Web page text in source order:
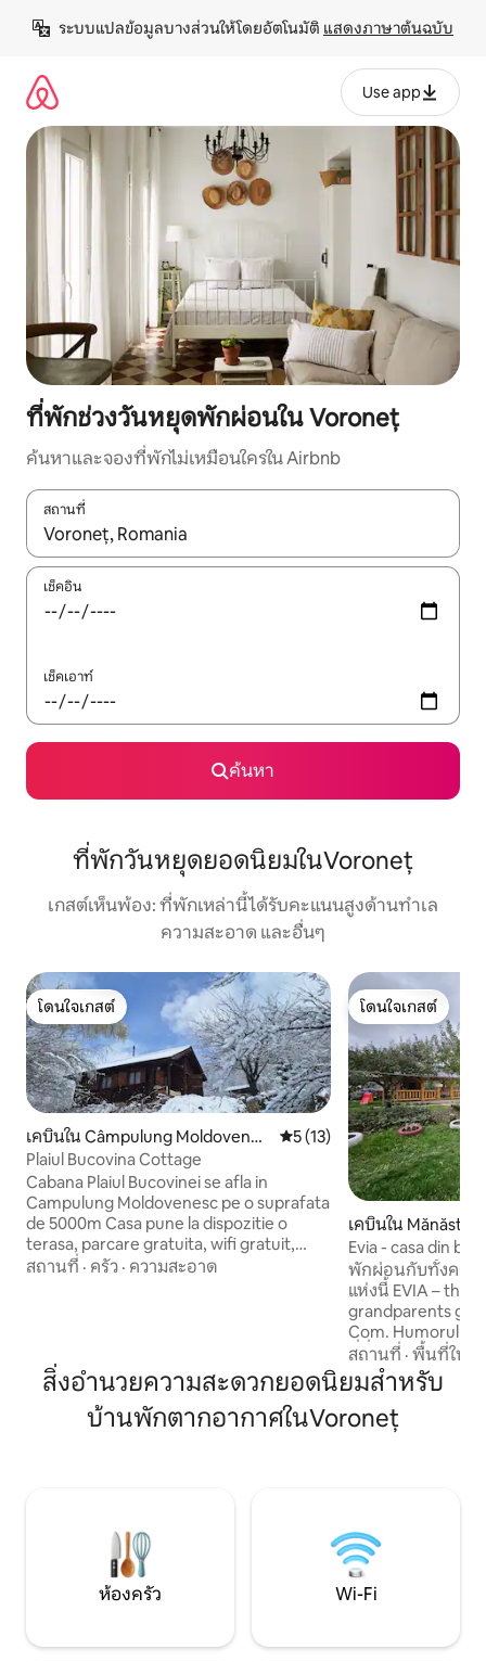
เนื้อหา
ระบบแปลข้อมูลบางส่วนให้โดยอัตโนมัติ แสดงภาษาต้นฉบับ
Use app
ที่พักช่วงวันหยุดพักผ่อนใน Voroneț
ค้นหาและจองที่พักไม่เหมือนใครใน Airbnb
สถานที่
ใช้ลูกศรขึ้นลง หรือใช้การสัมผัสหรือปัด เพื่อสำรวจผลการค้นหา
เช็คอิน
เช็คเอาท์
ค้นหา
ที่พักวันหยุดยอดนิยมในVoroneț
เกสต์เห็นพ้อง: ที่พักเหล่านี้ได้รับคะแนนสูงด้านทำเล
ความสะอาด และอื่นๆ
โดนใจเกสต์
โดนใจเกสต์
เคบินใน Câmpulung Moldovenes
c
คะแนนเฉลี่ย 5 จาก 5, 13 รีวิว
5 (13)
Plaiul Bucovina Cottage
Cabana Plaiul Bucovinei se afla in
Campulung Moldovenesc pe o suprafata
de 5000m Casa pune la dispozitie o
terasa, parcare gratuita, wifi gratuit,
sauna, gratar, ceaun, hamac Living cu
cuptor, expresor de cafea, cuptor cu
microunde,frigider,tacamuri.... Baile sunt
complet utilate cu boilere dusuri uscator
สถานที่ · ครัว · ความสะอาด
โดนใจเกสต์
โดนใจเกสต์
เคบินใน
Evia - casa din
พักผ่อนกับทั้งครอ
แห่งนี้ EVIA – the
grandparents
Com. Humorului
ที่ซึ่งความเงียบสง
รอบคุณ เรามีห้อง
หลังคาห้องนั่งเล่น
ห้องครัวที่มีอุปกร
หลังคาเตาบาร์บีคิ
สถานที่ ·พื้นที่ในร่ม
สิ่งอำนวยความสะดวกยอดนิยมสำหรับ
บ้านพักตากอากาศในVoroneț
ห้องครัว Wi-Fi